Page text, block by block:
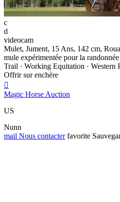
c
d
videocam
Mulet, Jument, 15 Ans, 142 cm,
mule expérimentée pour la
Trail · Working Equitation · Western
Offrir sur enchère

Magic Horse Auction
US
Nunn
mail Nous contacter favorite